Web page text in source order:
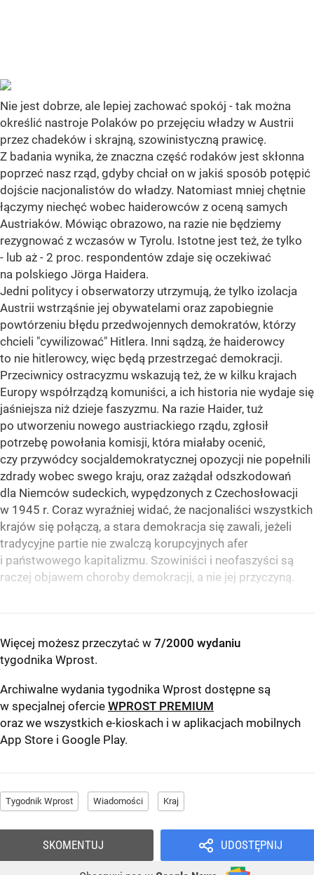
Nie jest dobrze, ale lepiej zachować spokój - tak można
określić nastroje Polaków po przejęciu władzy w Austrii
przez chadeków i skrajną, szowinistyczną prawicę.
Z badania wynika, że znaczna część rodaków jest skłonna
poprzeć nasz rząd, gdyby chciał on w jakiś sposób potępić
dojście nacjonalistów do władzy. Natomiast mniej chętnie
łączymy niechęć wobec haiderowców z oceną samych
Austriaków. Mówiąc obrazowo, na razie nie będziemy
rezygnować z wczasów w Tyrolu. Istotne jest też, że tylko
- lub aż - 2 proc. respondentów zdaje się oczekiwać
na polskiego Jörga Haidera.
Jedni politycy i obserwatorzy utrzymują, że tylko izolacja
Austrii wstrząśnie jej obywatelami oraz zapobiegnie
powtórzeniu błędu przedwojennych demokratów, którzy
chcieli "cywilizować" Hitlera. Inni sądzą, że haiderowcy
to nie hitlerowcy, więc będą przestrzegać demokracji.
Przeciwnicy ostracyzmu wskazują też, że w kilku krajach
Europy współrządzą komuniści, a ich historia nie wydaje się
jaśniejsza niż dzieje faszyzmu. Na razie Haider, tuż
po utworzeniu nowego austriackiego rządu, zgłosił
potrzebę powołania komisji, która miałaby ocenić,
czy przywódcy socjaldemokratycznej opozycji nie popełnili
zdrady wobec swego kraju, oraz zażądał odszkodowań
dla Niemców sudeckich, wypędzonych z Czechosłowacji
w 1945 r. Coraz wyraźniej widać, że nacjonaliści wszystkich
krajów się połączą, a stara demokracja się zawali, jeżeli
tradycyjne partie nie zwalczą korupcyjnych afer
i państwowego kapitalizmu. Szowiniści i neofaszyści są
raczej objawem choroby demokracji, a nie jej przyczyną.
Więcej możesz przeczytać w 7/2000 wydaniu
tygodnika Wprost.
Archiwalne wydania tygodnika Wprost dostępne są
w specjalnej ofercie WPROST PREMIUM
oraz we wszystkich e-kioskach i w aplikacjach mobilnych
App Store i Google Play.
Tygodnik Wprost Wiadomości Kraj
UDOSTĘPNIJ
SKOMENTUJ